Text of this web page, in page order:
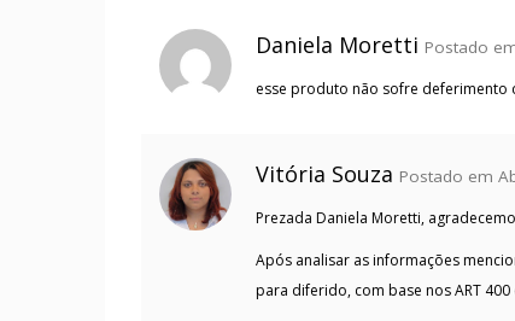
Daniela Moretti Postado
esse produto não sofre deferimento
Vitória Souza Postado em
Prezada Daniela Moretti,
Após analisar as informações
para diferido, com base nos ART 400